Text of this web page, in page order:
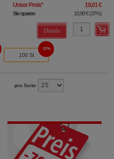
Unser Preis* 19,01 €
Sie sparen 10,98 €(37%)
Details
100 St
37%
pro Seite